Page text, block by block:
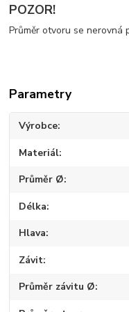
POZOR!
Průměr otvoru se nerovná
Parametry
Výrobce
Materiál
Průměr Ø
Délka
Hlava
Závit
Průměr závitu Ø